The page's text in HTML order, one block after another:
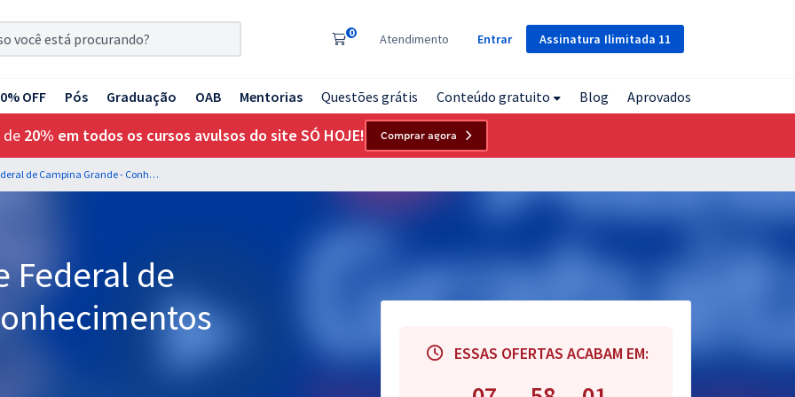
Assinatura Ilimitada 11
0 Atendimento Entrar
OFF Pós Graduação OAB Mentorias Questões grátis Conteúdo gratuito Blog Aprovados
de 20% em todos os cursos avulsos do site SÓ HOJE! Comprar agora
UFCG - Universidade Federal de Campina Grande - Conhecimentos Básicos Nível C
Federal de
ESSAS OFERTAS ACABAM EM: